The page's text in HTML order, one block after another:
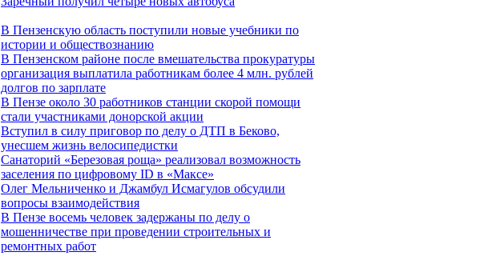
В Пензенскую область поступили новые учебники по
истории и обществознанию
В Пензенском районе после вмешательства прокуратуры
организация выплатила работникам более 4 млн. рублей
долгов по зарплате
В Пензе около 30 работников станции скорой помощи
стали участниками донорской акции
Вступил в силу приговор по делу о ДТП в Беково,
унесшем жизнь велосипедистки
Санаторий «Березовая роща» реализовал возможность
заселения по цифровому ID в «Максе»
Олег Мельниченко и Джамбул Исмагулов обсудили
вопросы взаимодействия
В Пензе восемь человек задержаны по делу о
мошенничестве при проведении строительных и
ремонтных работ